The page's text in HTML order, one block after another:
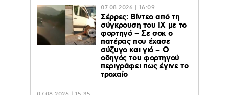
07.08.2026 | 16:09
Σέρρες: Βίντεο από τη
σύγκρουση του ΙΧ με το
φορτηγό – Σε σοκ ο
πατέρας που έχασε
σύζυγο και γιό – Ο
οδηγός του φορτηγού
περιγράφει πως έγινε το
τροχαίο